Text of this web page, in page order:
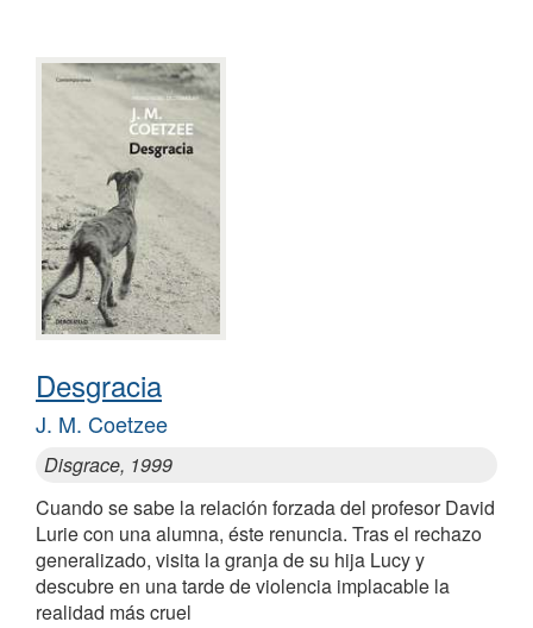
Desgracia
J. M. Coetzee
Disgrace, 1999
Cuando se sabe la relación forzada del profesor David
Lurie con una alumna, éste renuncia. Tras el rechazo
generalizado, visita la granja de su hija Lucy y
descubre en una tarde de violencia implacable la
realidad más cruel